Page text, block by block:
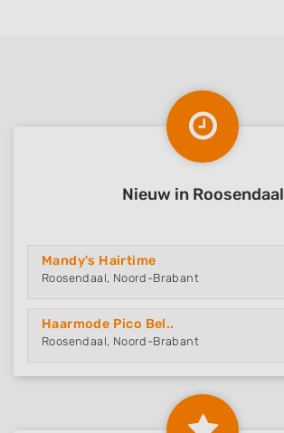
Nieuw in Roosendaal
Mandy's Hairtime
Roosendaal, Noord-Brabant
Haarmode Pico Bel..
Roosendaal, Noord-Brabant